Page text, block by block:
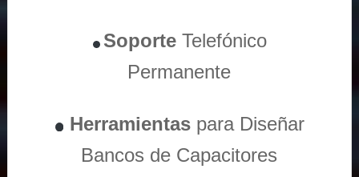
Soporte Telefónico
Permanente
Herramientas para Diseñar
Bancos de Capacitores